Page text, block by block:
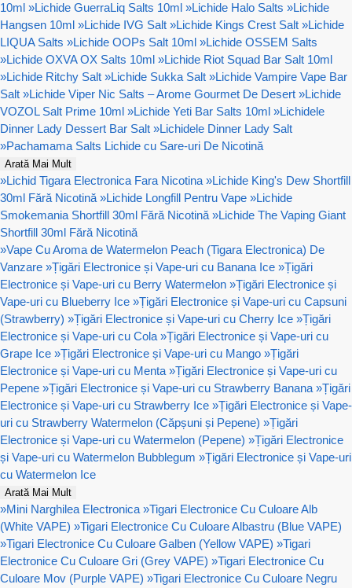
10ml »Lichide GuerraLiq Salts 10ml »Lichide Halo Salts »Lichide
Hangsen 10ml »Lichide IVG Salt »Lichide Kings Crest Salt »Lichide
LIQUA Salts »Lichide OOPs Salt 10ml »Lichide OSSEM Salts
»Lichide OXVA OX Salts 10ml »Lichide Riot Squad Bar Salt 10ml
»Lichide Ritchy Salt »Lichide Sukka Salt »Lichide Vampire Vape Bar
Salt »Lichide Viper Nic Salts – Arome Gourmet De Desert »Lichide
VOZOL Salt Prime 10ml »Lichide Yeti Bar Salts 10ml »Lichidele
Dinner Lady Dessert Bar Salt »Lichidele Dinner Lady Salt
»Pachamama Salts Lichide cu Sare-uri De Nicotină
Arată Mai Mult
»Lichid Tigara Electronica Fara Nicotina »Lichide King's Dew Shortfill
30ml Fără Nicotină »Lichide Longfill Pentru Vape »Lichide
Smokemania Shortfill 30ml Fără Nicotină »Lichide The Vaping Giant
Shortfill 30ml Fără Nicotină
»Vape Cu Aroma de Watermelon Peach (Tigara Electronica) De
Vanzare »Țigări Electronice și Vape-uri cu Banana Ice »Țigări
Electronice și Vape-uri cu Berry Watermelon »Țigări Electronice și
Vape-uri cu Blueberry Ice »Țigări Electronice și Vape-uri cu Capsuni
(Strawberry) »Țigări Electronice și Vape-uri cu Cherry Ice »Țigări
Electronice și Vape-uri cu Cola »Țigări Electronice și Vape-uri cu
Grape Ice »Țigări Electronice și Vape-uri cu Mango »Țigări
Electronice și Vape-uri cu Menta »Țigări Electronice și Vape-uri cu
Pepene »Țigări Electronice și Vape-uri cu Strawberry Banana »Țigări
Electronice și Vape-uri cu Strawberry Ice »Țigări Electronice și Vape-
uri cu Strawberry Watermelon (Căpșuni și Pepene) »Țigări
Electronice și Vape-uri cu Watermelon (Pepene) »Țigări Electronice
și Vape-uri cu Watermelon Bubblegum »Țigări Electronice și Vape-uri
cu Watermelon Ice
Arată Mai Mult
»Mini Narghilea Electronica »Tigari Electronice Cu Culoare Alb
(White VAPE) »Tigari Electronice Cu Culoare Albastru (Blue VAPE)
»Tigari Electronice Cu Culoare Galben (Yellow VAPE) »Tigari
Electronice Cu Culoare Gri (Grey VAPE) »Tigari Electronice Cu
Culoare Mov (Purple VAPE) »Tigari Electronice Cu Culoare Negru